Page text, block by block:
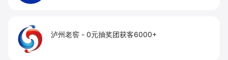
泸州老窖 - 0元抽奖团获客6000+